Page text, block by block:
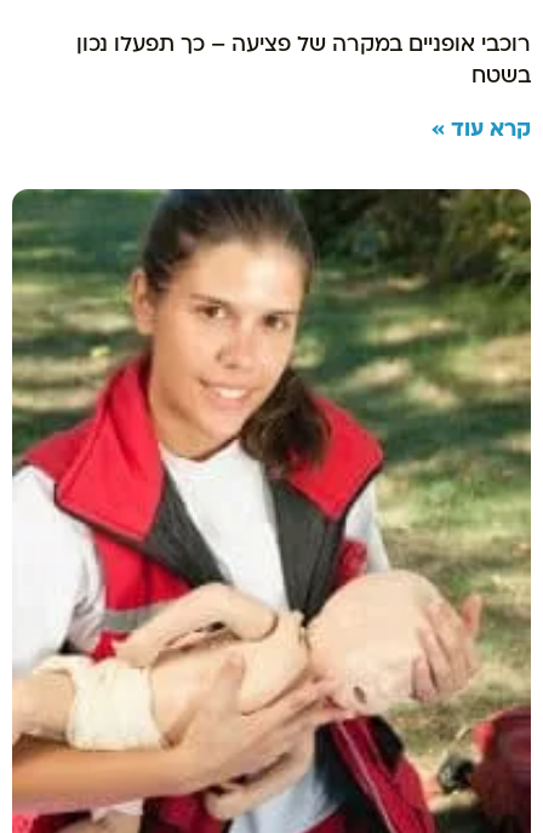
רוכבי אופניים במקרה של פציעה – כך תפעלו נכון
בשטח
קרא עוד »